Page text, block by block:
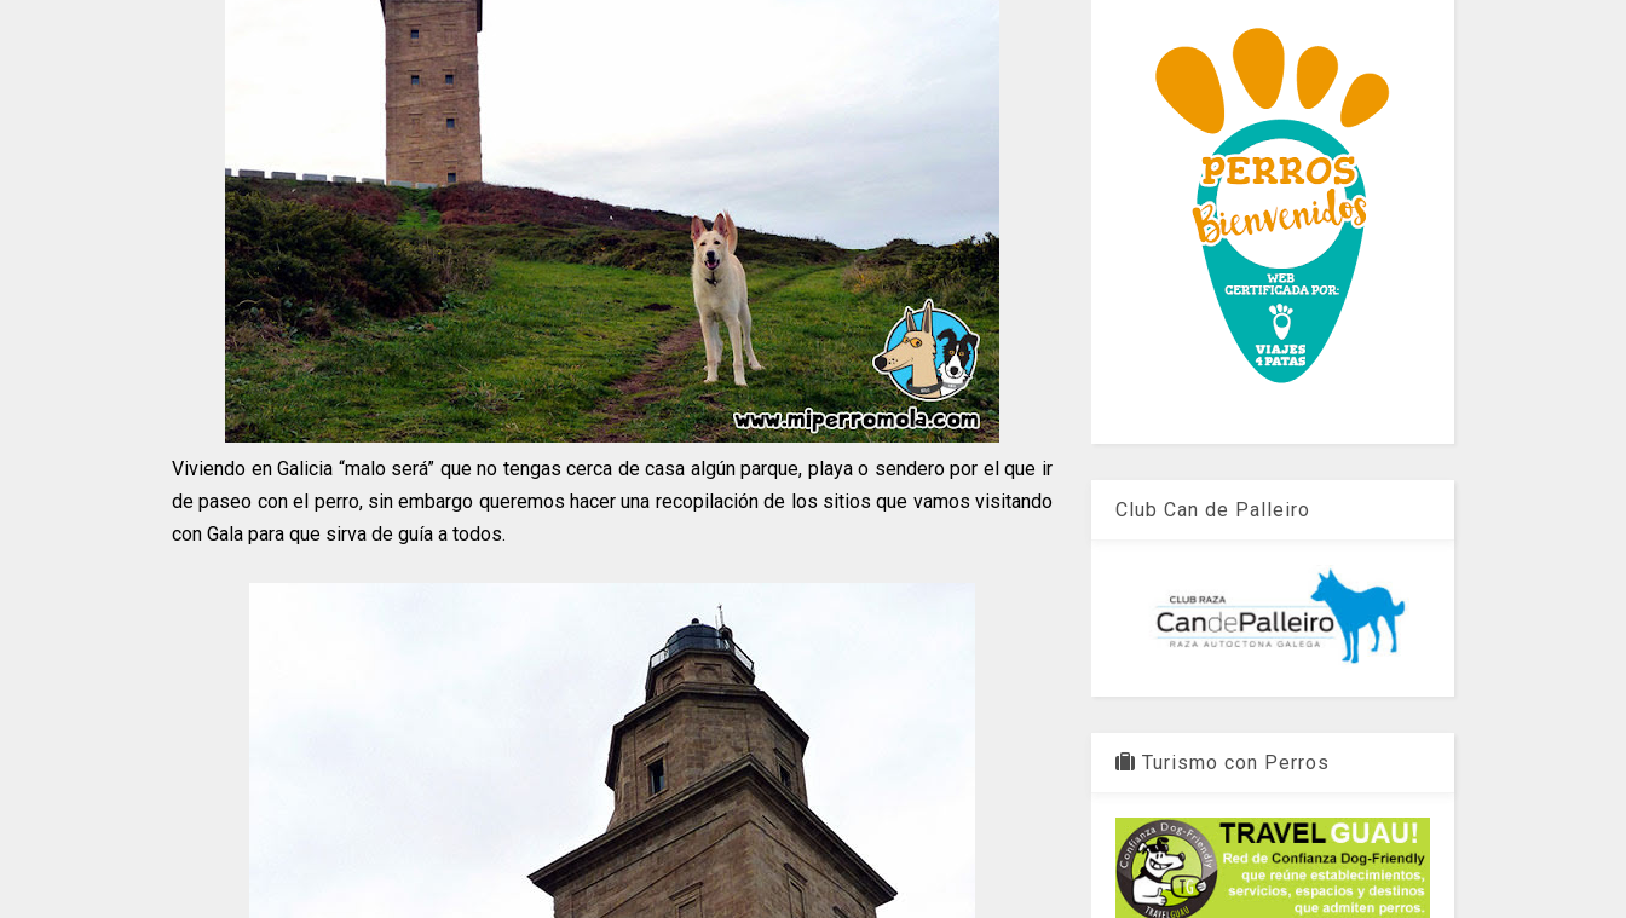
Viviendo en Galicia “malo será” que no tengas cerca de casa algún parque, playa o sendero por el que ir
de paseo con el perro, sin embargo queremos hacer una recopilación de los sitios que vamos visitando
con Gala para que sirva de guía a todos.
Club Can de Palleiro
Turismo con Perros